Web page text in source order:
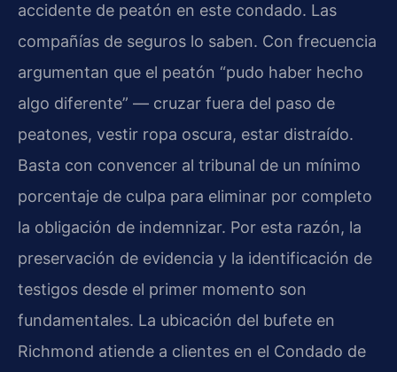
accidente de peatón en este condado. Las
compañías de seguros lo saben. Con frecuencia
argumentan que el peatón “pudo haber hecho
algo diferente” — cruzar fuera del paso de
peatones, vestir ropa oscura, estar distraído.
Basta con convencer al tribunal de un mínimo
porcentaje de culpa para eliminar por completo
la obligación de indemnizar. Por esta razón, la
preservación de evidencia y la identificación de
testigos desde el primer momento son
fundamentales. La ubicación del bufete en
Richmond atiende a clientes en el Condado de